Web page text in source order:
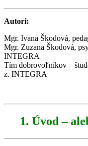
Autori:
Mgr. Ivana Škodová,
Mgr. Zuzana Škodová,
INTEGRA
Tím dobrovoľníkov –
z. INTEGRA
1. Úvod –